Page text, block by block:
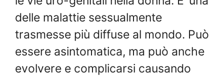
delle malattie sessualmente
trasmesse più diffuse al mondo. Può
essere asintomatica, ma può anche
evolvere e complicarsi causando